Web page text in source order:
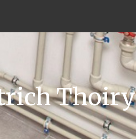
Thoiry